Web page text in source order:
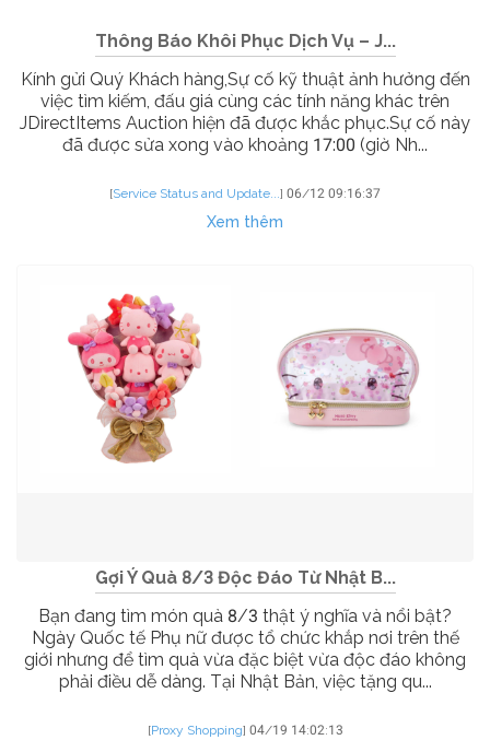
Thông Báo Khôi Phục Dịch Vụ – J...
Kính gửi Quý Khách hàng,Sự cố kỹ thuật ảnh hưởng đến
việc tìm kiếm, đấu giá cùng các tính năng khác trên
JDirectItems Auction hiện đã được khắc phục.Sự cố này
đã được sửa xong vào khoảng 17:00 (giờ Nh...
[Service Status and Update...] 06/12 09:16:37
Xem thêm
Gợi Ý Quà 8/3 Độc Đáo Từ Nhật B...
Bạn đang tìm món quà 8/3 thật ý nghĩa và nổi bật?
Ngày Quốc tế Phụ nữ được tổ chức khắp nơi trên thế
giới nhưng để tìm quà vừa đặc biệt vừa độc đáo không
phải điều dễ dàng. Tại Nhật Bản, việc tặng qu...
[Proxy Shopping] 04/19 14:02:13